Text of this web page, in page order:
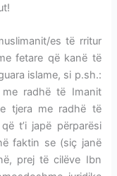
es të rritur
fetare që kanë të
islame, si p.sh.:
radhë të Imanit
tjera me radhë të
t’i japë përparësi
faktin se (siç janë
prej të cilëve Ibn